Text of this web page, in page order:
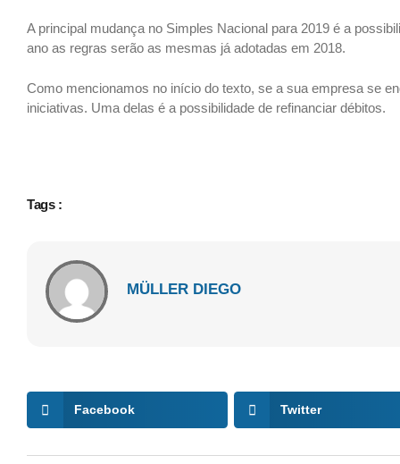
A principal mudança no Simples Nacional para 2019 é a
ano as regras serão as mesmas já adotadas em 2018.
Como mencionamos no início do texto, se a sua empresa se
iniciativas. Uma delas é a possibilidade de refinanciar débitos.
Tags :
MÜLLER DIEGO
Facebook Twitter